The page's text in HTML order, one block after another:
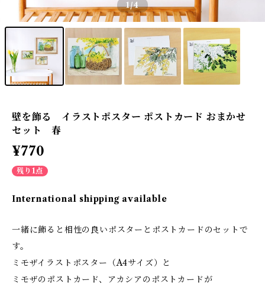
1/4
壁を飾る イラストポスター ポストカード おまかせ
セット 春
¥770
残り1点
International shipping available
一緒に飾ると相性の良いポスターとポストカードのセットで
す。
ミモザイラストポスター（A4サイズ）と
ミモザのポストカード、アカシアのポストカードが